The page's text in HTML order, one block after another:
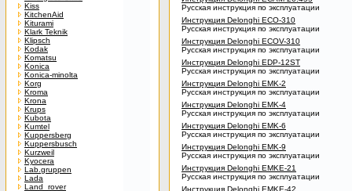
Kiss
KitchenAid
Kiturami
Klark Teknik
Klipsch
Kodak
Komatsu
Konica
Konica-minolta
Korg
Kroma
Krona
Krups
Kubota
Kumtel
Kuppersberg
Kuppersbusch
Kurzweil
Kyocera
Lab.gruppen
Lada
Land_rover
Русская инструкция по эксплуатации
Инструкция Delonghi ECO-310
Русская инструкция по эксплуатации
Инструкция Delonghi ECOV-310
Русская инструкция по эксплуатации
Инструкция Delonghi EDP-12ST
Русская инструкция по эксплуатации
Инструкция Delonghi EMK-2
Русская инструкция по эксплуатации
Инструкция Delonghi EMK-4
Русская инструкция по эксплуатации
Инструкция Delonghi EMK-6
Русская инструкция по эксплуатации
Инструкция Delonghi EMK-9
Русская инструкция по эксплуатации
Инструкция Delonghi EMKE-21
Русская инструкция по эксплуатации
Инструкция Delonghi EMKE-42